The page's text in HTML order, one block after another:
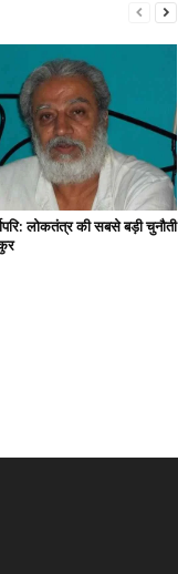
लोकतंत्र की सबसे बड़ी चुनौती